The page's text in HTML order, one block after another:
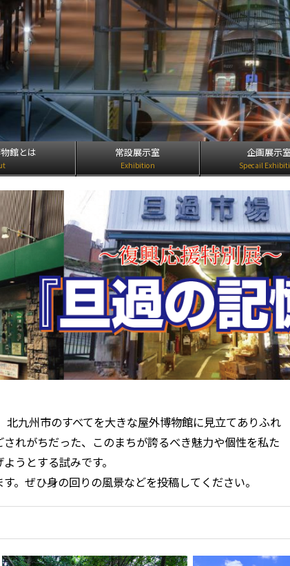
館とは 常設展示室
Exhibition
企画展示
Specail
北九州市のすべてを大きな屋外博物館に見立てありふれ
れがちだった、このまちが誇るべき魅力や個性を私た
うとする試みです。
。ぜひ身の回りの風景などを投稿してください。